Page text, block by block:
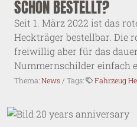
SCHON BESTELLT?
Seit 1. März 2022 ist das
Heckträger bestellbar. Die
freiwillig aber für das
Nummernschilder einfach
Thema:News / Tags: Fahrzeug